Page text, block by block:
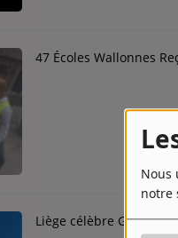
Nous
notre
47 Écoles Wallonnes
Liège célèbre Georges